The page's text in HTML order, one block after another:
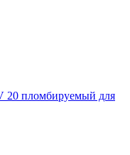
20 пломбируемый для